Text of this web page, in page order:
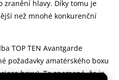
hlavy. Díky tomu je
než mnohé konkurenční
TOP TEN Avantgarde
požadavky amatérského boxu
boxu). To znamená, že je